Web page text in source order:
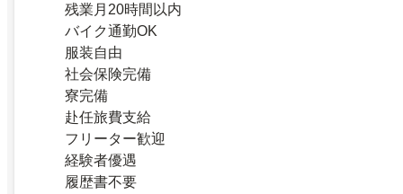
残業月20時間以内
バイク通勤OK
服装自由
社会保険完備
寮完備
赴任旅費支給
フリーター歓迎
経験者優遇
履歴書不要